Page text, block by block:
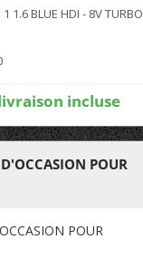
1 1.6 BLUE HDI - 8V TURBO
incluse
POUR
POUR